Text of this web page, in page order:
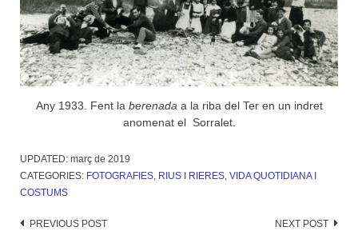
Any 1933. Fent la berenadaa la riba del Ter en un indret
anomenat el Sorralet.
UPDATED: març de 2019
CATEGORIES: FOTOGRAFIES, RIUS I RIERES, VIDA QUOTIDIANA I
COSTUMS
Post
PREVIOUS POST NEXT POST